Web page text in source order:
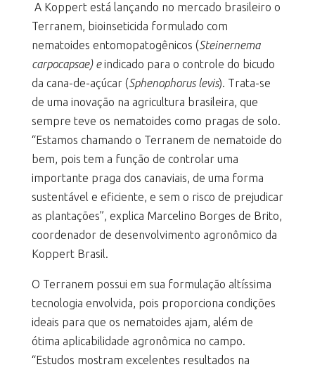
A Koppert está lançando no mercado brasileiro o
Terranem, bioinseticida formulado com
nematoides entomopatogênicos (Steinernema
carpocapsae) eindicado para o controle do bicudo
da cana-de-açúcar (Sphenophorus levis). Trata-se
de uma inovação na agricultura brasileira, que
sempre teve os nematoides como pragas de solo.
“Estamos chamando o Terranem de nematoide do
bem, pois tem a função de controlar uma
importante praga dos canaviais, de uma forma
sustentável e eficiente, e sem o risco de prejudicar
as plantações”, explica Marcelino Borges de Brito,
coordenador de desenvolvimento agronômico da
Koppert Brasil.
O Terranem possui em sua formulação altíssima
tecnologia envolvida, pois proporciona condições
ideais para que os nematoides ajam, além de
ótima aplicabilidade agronômica no campo.
“Estudos mostram excelentes resultados na